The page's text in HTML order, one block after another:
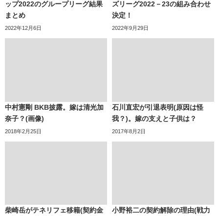
ップ2022のグループリーグ結果
まとめ
2022年12月6日
ズリーグ2022－23の組み合わせ
決定！
2022年9月29日
中村憲剛 BKB披露。嫁は清光加
奈子？(画像)
2018年2月25日
石川直宏が引退表明(原因は怪
我？)。嫁の支えと子供は？
2017年8月2日
柴崎岳がテネリフェ移籍(契約金
小野裕二の契約解除の理由(戦力